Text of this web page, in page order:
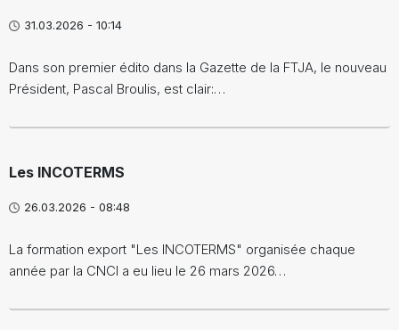
31.03.2026 - 10:14
Dans son premier édito dans la Gazette de la FTJA, le nouveau
Président, Pascal Broulis, est clair:…
Les INCOTERMS
26.03.2026 - 08:48
La formation export "Les INCOTERMS" organisée chaque
année par la CNCI a eu lieu le 26 mars 2026…